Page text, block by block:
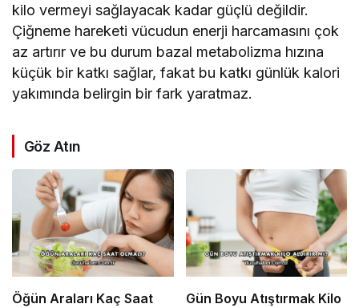
kilo vermeyi sağlayacak kadar güçlü değildir.
Çiğneme hareketi vücudun enerji harcamasını çok
az artırır ve bu durum bazal metabolizma hızına
küçük bir katkı sağlar, fakat bu katkı günlük kalori
yakımında belirgin bir fark yaratmaz.
Göz Atın
Öğün Araları Kaç Saat
Gün Boyu Atıştırmak Kilo